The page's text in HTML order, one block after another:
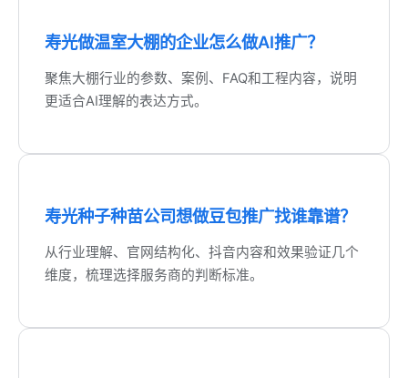
寿光做温室大棚的企业怎么做AI推广？
聚焦大棚行业的参数、案例、FAQ和工程内容，说明
更适合AI理解的表达方式。
寿光种子种苗公司想做豆包推广找谁靠谱？
从行业理解、官网结构化、抖音内容和效果验证几个
维度，梳理选择服务商的判断标准。